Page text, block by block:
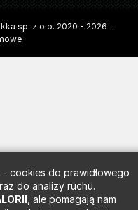
cookies do prawidłowego
do analizy ruchu.
, ale pomagają nam
sp. z o.o. 2020 - 2026 -